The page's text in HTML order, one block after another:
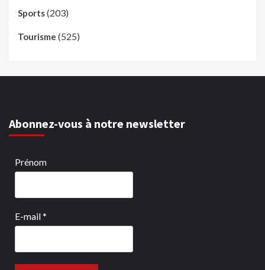
Sports(203)
Tourisme (525)
Abonnez-vous à notre newsletter
Prénom
E-mail*